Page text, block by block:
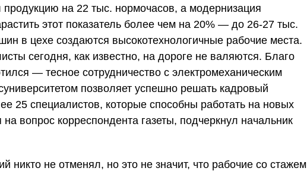
на 22 тыс. нормочасов, а модернизация
этот показатель более чем на 20% — до 26-27 тыс.
в цехе создаются высокотехнологичные рабочие места.
сегодня, как известно, на дороге не валяются. Благо
— тесное сотрудничество с электромеханическим
позволяет успешно решать кадровый
25 специалистов, которые способны работать на новых
вопрос корреспондента газеты, подчеркнул начальник
никто не отменял, но это не значит, что рабочие со стажем